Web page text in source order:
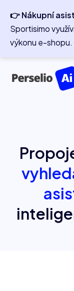
👉 Nákupní
Sportisimo
výkonu e-shopu.